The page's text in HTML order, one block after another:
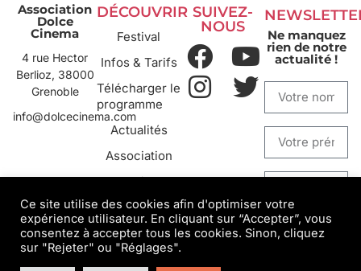
Association
Dolce
Cinema
4 rue Hector
Berlioz, 38000
Grenoble
info@dolcecinema.com
DÉCOUVRIR
Festival
Infos & Tarifs
Télécharger le
programme
Actualités
Association
Archives
SUIVEZ-
NOUS
Ne manquez
rien de notre
actualité !
S'INSCRIRE
Ce site utilise des cookies afin d'optimiser votre
expérience utilisateur. En cliquant sur “Accepter”, vous
consentez à accepter tous les cookies. Sinon, cliquez
sur "Rejeter" ou "Réglages".